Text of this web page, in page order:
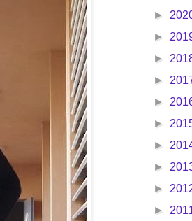
►
►
►
►
►
►
►
►
►
►